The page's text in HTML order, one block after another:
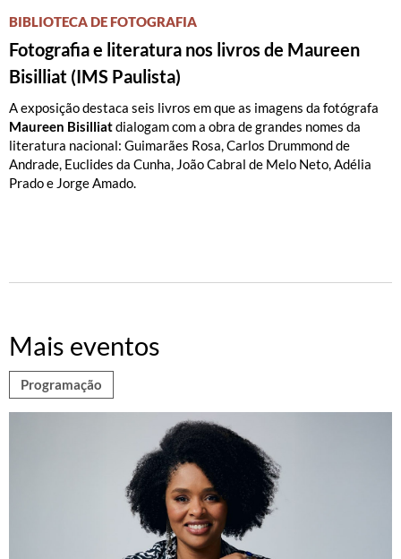
BIBLIOTECA DE FOTOGRAFIA
Fotografia e literatura nos livros de Maureen
Bisilliat (IMS Paulista)
A exposição destaca seis livros em que as imagens da fotógrafa
Maureen Bisilliatdialogam com a obra de grandes nomes da
literatura nacional: Guimarães Rosa, Carlos Drummond de
Andrade, Euclides da Cunha, João Cabral de Melo Neto, Adélia
Prado e Jorge Amado.
Mais eventos
Programação